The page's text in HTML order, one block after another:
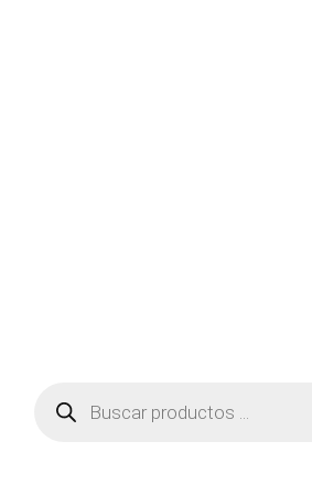
productos